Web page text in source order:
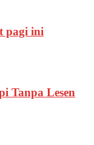
pagi ini
Tanpa Lesen